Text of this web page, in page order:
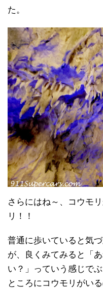
た。
さらにはね～、コウモ
リ！！
普通に歩いていると気
が、良くみてみると「
い？」っていう感じで
ところにコウモリがい